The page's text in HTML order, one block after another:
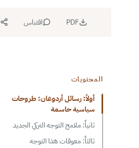
PDF اقتباس
المحتويات
أولاً: رسائل أردوغان: طروحات
سياسية حاسمة
ثانياً: ملامح التوجه التركي الجديد
ثالثاً: معوقات هذا التوجه